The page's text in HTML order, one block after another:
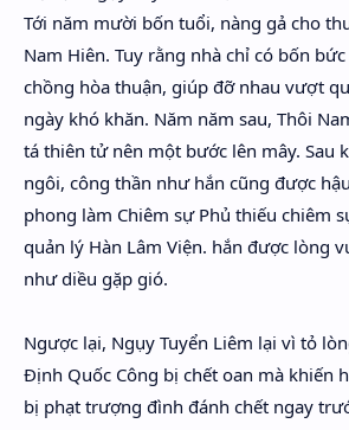
Tới năm mười bốn tuổi, nàng gả cho
Nam Hiên. Tuy rằng nhà chỉ có bốn
chồng hòa thuận, giúp đỡ nhau vượt
ngày khó khăn. Năm năm sau, Thôi
tá thiên tử nên một bước lên mây. Sau
ngôi, công thần như hắn cũng được
phong làm Chiêm sự Phủ thiếu chiêm
quản lý Hàn Lâm Viện. hắn được lòng
như diều gặp gió.
Ngược lại, Ngụy Tuyển Liêm lại vì tỏ
Định Quốc Công bị chết oan mà khiến
bị phạt trượng đình đánh chết ngay